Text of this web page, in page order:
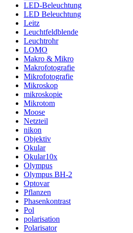
LED-Beleuchtung
LED Beleuchtung
Leitz
Leuchtfeldblende
Leuchtrohr
LOMO
Makro & Mikro
Makrofotografie
Mikrofotografie
Mikroskop
mikroskopie
Mikrotom
Moose
Netzteil
nikon
Objektiv
Okular
Okular10x
Olympus
Olympus BH-2
Optovar
Pflanzen
Phasenkontrast
Pol
polarisation
Polarisator